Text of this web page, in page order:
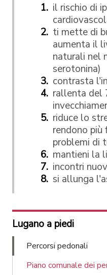
il rischio di
ti mette di
aumenta il
naturali nel
serotonina)
contrasta
rallenta del
riduce lo
rendono più
problemi di
mantieni la
incontri
si allunga
Lugano a piedi
Percorsi pedonali
Piano comunale dei